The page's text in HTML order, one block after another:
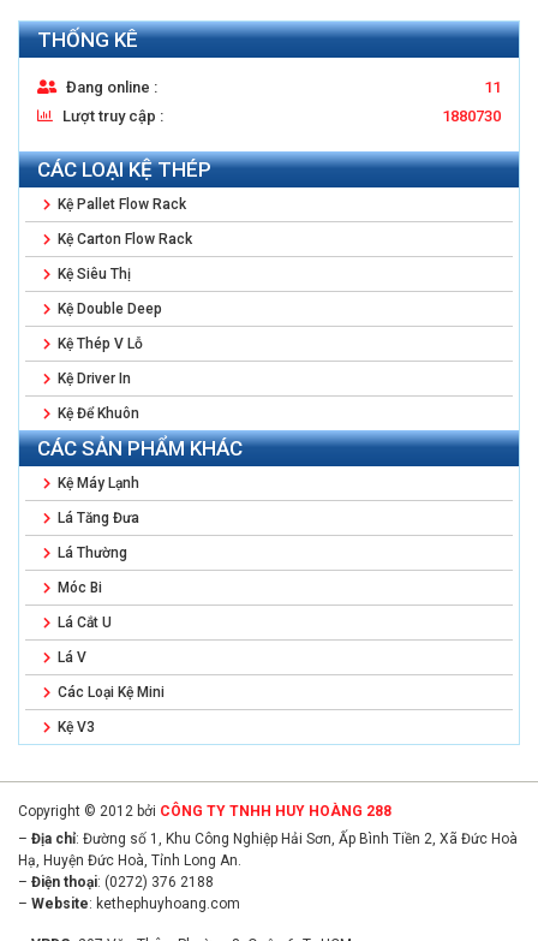
THỐNG KÊ
Đang online :
11
Lượt truy cập :
1880730
CÁC LOẠI KỆ THÉP
Kệ Pallet Flow Rack
Kệ Carton Flow Rack
Kệ Siêu Thị
Kệ Double Deep
Kệ Thép V Lỗ
Kệ Driver In
Kệ Để Khuôn
CÁC SẢN PHẨM KHÁC
Kệ Máy Lạnh
Lá Tăng Đưa
Lá Thường
Móc Bi
Lá Cắt U
Lá V
Các Loại Kệ Mini
Kệ V3
Copyright © 2012 bởi CÔNG TY TNHH HUY HOÀNG 288
– Địa chỉ: Đường số 1, Khu Công Nghiệp Hải Sơn, Ấp Bình Tiền 2, Xã Đức Hoà
Hạ, Huyện Đức Hoà, Tỉnh Long An.
– Điện thoại: (0272) 376 2188
– Website: kethephuyhoang.com